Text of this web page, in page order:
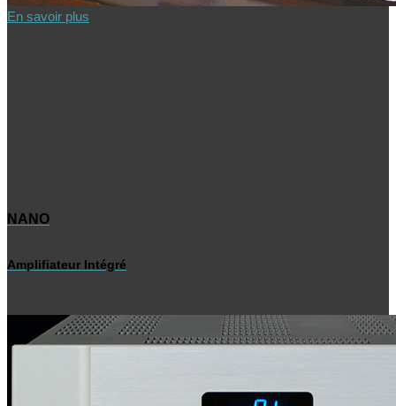
En savoir plus
NANO
Amplifiateur Intégré